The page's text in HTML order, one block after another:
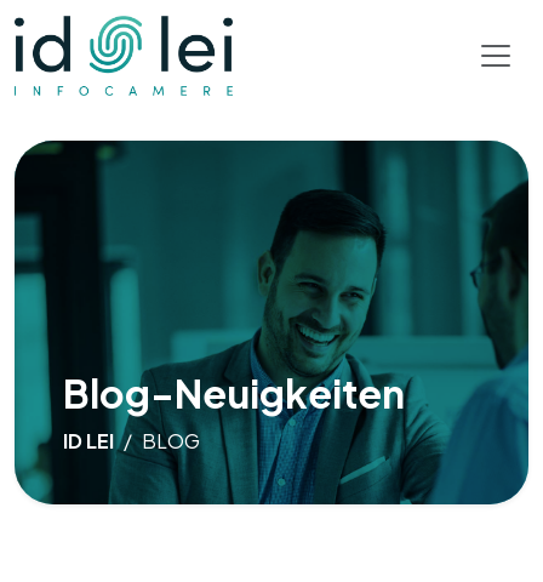
Blog-Neuigkeiten
ID LEI BLOG